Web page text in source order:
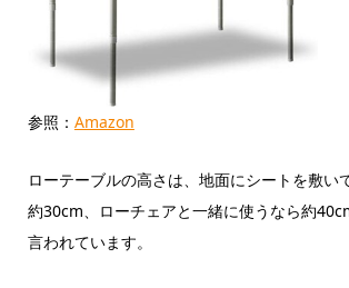
参照： Amazon
ローテーブルの高さは、地面にシートを敷い
約30cm、ローチェアと一緒に使うなら約
言われています。